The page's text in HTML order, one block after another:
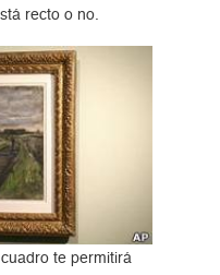
recto o no.
te permitirá